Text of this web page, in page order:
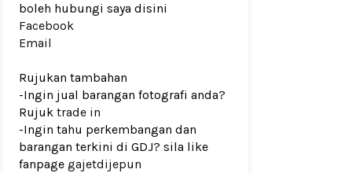
boleh hubungi saya disini
Facebook
Email
Rujukan tambahan
-Ingin jual barangan fotografi anda?
Rujuk trade in
-Ingin tahu perkembangan dan
barangan terkini di GDJ? sila like
fanpage gajetdijepun